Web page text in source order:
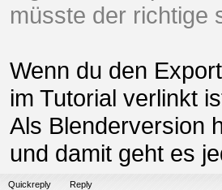
müsste der richtige
Wenn du den
im Tutorial verlinkt
Als Blenderversion
und damit geht es
Quickreply Reply